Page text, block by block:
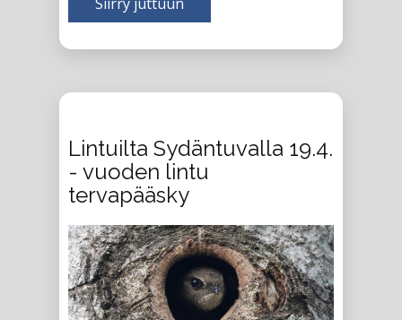
Siirry juttuun
Lintuilta Sydäntuvalla 19.4.
- vuoden lintu
tervapääsky